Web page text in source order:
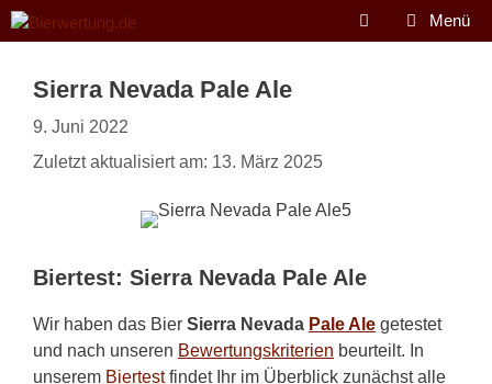
Zum
Inhalt
Menü
Sierra Nevada Pale Ale
9. Juni 2022
Zuletzt aktualisiert am: 13. März 2025
Biertest: Sierra Nevada Pale Ale
Wir haben das Bier Sierra Nevada Pale Ale getestet
und nach unseren Bewertungskriterien beurteilt. In
unserem Biertestfindet Ihr im Überblick zunächst alle